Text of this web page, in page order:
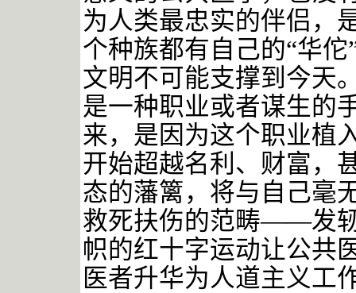
为人类最忠实的伴侣，
个种族都有自己的“华
文明不可能支撑到今天
是一种职业或者谋生的
来，是因为这个职业植
开始超越名利、财富，
态的藩篱，将与自己毫
救死扶伤的范畴——发
帜的红十字运动让公共
医者升华为人道主义工